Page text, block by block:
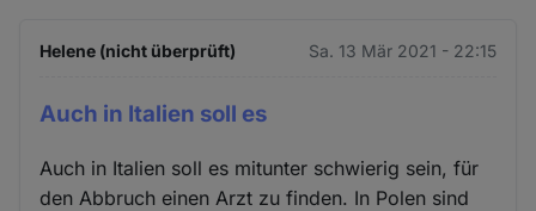
Helene (nicht überprüft) Sa. 13 Mär 2021 - 22:15
Auch in Italien soll es
Auch in Italien soll es mitunter schwierig sein, für
den Abbruch einen Arzt zu finden. In Polen sind